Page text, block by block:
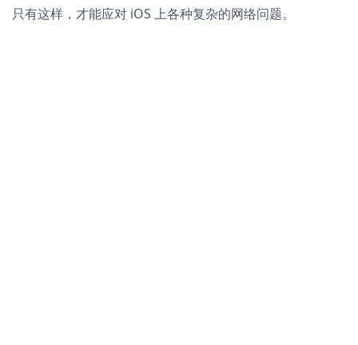
只有这样，才能应对 iOS 上各种复杂的网络问题。